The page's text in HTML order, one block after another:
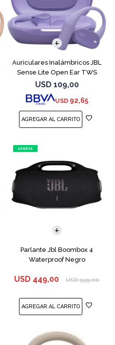
Auriculares Inalámbricos JBL
Sense Lite Open Ear TWS
Purple
USD 109,00
USD 92,65
Parlante Jbl Boombox 4
Waterproof Negro
USD 449,00 USD 549,00